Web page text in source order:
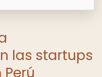
las startups